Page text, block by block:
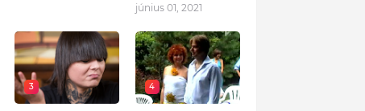
június 01, 2021
3 4